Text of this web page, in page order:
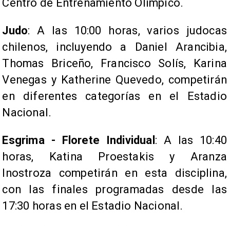
Centro de Entrenamiento Olímpico.
Judo: A las 10:00 horas, varios judocas
chilenos, incluyendo a Daniel Arancibia,
Thomas Briceño, Francisco Solís, Karina
Venegas y Katherine Quevedo, competirán
en diferentes categorías en el Estadio
Nacional.
Esgrima - Florete Individual : A las 10:40
horas, Katina Proestakis y Aranza
Inostroza competirán en esta disciplina,
con las finales programadas desde las
17:30 horas en el Estadio Nacional.